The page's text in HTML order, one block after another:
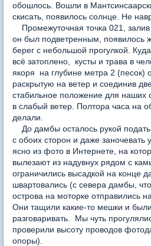
обошлось. Вошли в
скисать, появилось солнце. Не
Промежуточная точка 021,
он был подветренным, появилось
берег с небольшой прогулкой.
всё затоплено, кусты и трава в
якоря на глубине метра 2 (песок)
раскрытую на ветер и соединив
стабильное положение для наших
в слабый ветер. Полтора часа на
делали.
До дамбы осталось рукой
с обоих сторон и даже заночевать
ясно из фото в Интернете, на
вылезают из надувнух рядом с
ограничились высадкой на конце
швартовались (с севера дамбы,
острова на моторке отправились
Они тащили какие-то мешки и
разговаривать. Мы чуть
проверили высоту проводов
опоры).